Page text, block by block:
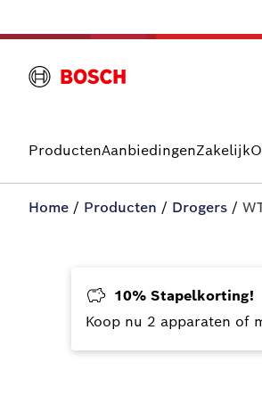
ProductenAanbiedingenZakelijk
Home / Producten / Drogers /
10% Stapelkorting!
Koop nu 2 apparaten of